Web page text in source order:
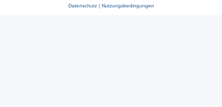
Datenschutz| Nutzungsbedingungen